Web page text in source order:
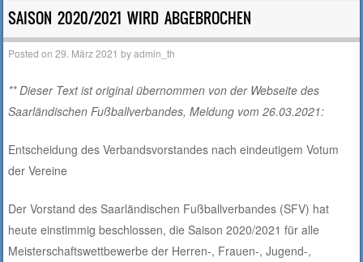
Skip to content
SAISON 2020/2021 WIRD ABGEBROCHEN
Posted on29. März 2021 byadmin_th
** Dieser Text ist original übernommen von der Webseite des
Saarländischen Fußballverbandes, Meldung vom 26.03.2021:
Entscheidung des Verbandsvorstandes nach eindeutigem Votum
der Vereine
Der Vorstand des Saarländischen Fußballverbandes (SFV) hat
heute einstimmig beschlossen, die Saison 2020/2021 für alle
Meisterschaftswettbewerbe der Herren-, Frauen-, Jugend-,